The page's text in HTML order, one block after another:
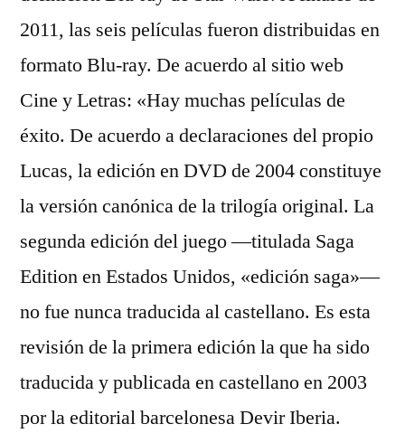
2011, las seis películas fueron distribuidas en
formato Blu-ray. De acuerdo al sitio web
Cine y Letras: «Hay muchas películas de
éxito. De acuerdo a declaraciones del propio
Lucas, la edición en DVD de 2004 constituye
la versión canónica de la trilogía original. La
segunda edición del juego —titulada Saga
Edition en Estados Unidos, «edición saga»—
no fue nunca traducida al castellano. Es esta
revisión de la primera edición la que ha sido
traducida y publicada en castellano en 2003
por la editorial barcelonesa Devir Iberia.